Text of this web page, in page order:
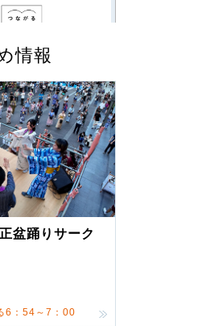
情報
盆踊りサーク
6：54～7：00